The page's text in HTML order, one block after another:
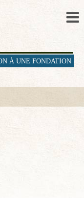
À UNE FONDATION